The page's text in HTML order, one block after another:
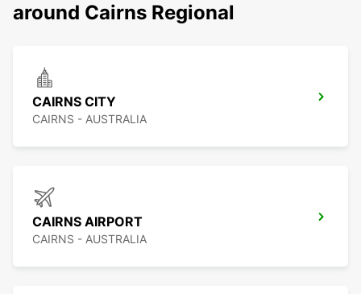
around Cairns Regional
CAIRNS CITY
CAIRNS - AUSTRALIA
CAIRNS AIRPORT
CAIRNS - AUSTRALIA